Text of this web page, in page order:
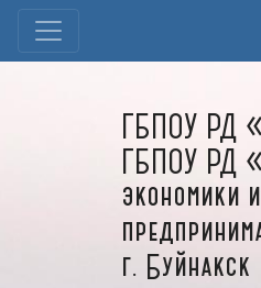
ГБПОУ РД
ГБПОУ РД
экономики и
г. Буйнакск